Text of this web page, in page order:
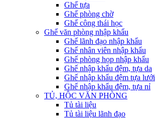
Ghế tựa
Ghế phòng chờ
Ghế công thái học
Ghế văn phòng nhập khẩu
Ghế lãnh đạo nhập khẩu
Ghế nhân viên nhập khẩu
Ghế phòng họp nhập khẩu
Ghế nhập khẩu đệm, tựa da
Ghế nhập khẩu đệm tựa lưới
Ghế nhập khẩu đệm, tựa nỉ
TỦ, HỘC VĂN PHÒNG
Tủ tài liệu
Tủ tài liệu lãnh đạo